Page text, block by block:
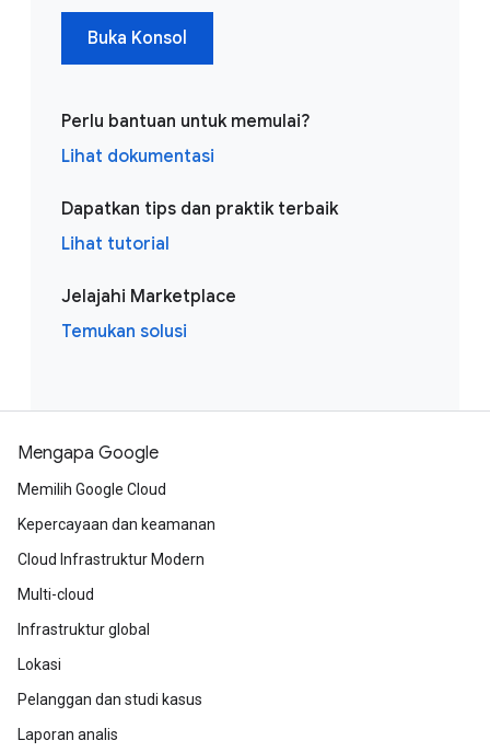
Buka Konsol
Perlu bantuan untuk memulai?
Lihat dokumentasi
Dapatkan tips dan praktik terbaik
Lihat tutorial
Jelajahi Marketplace
Temukan solusi
Mengapa Google
Memilih Google Cloud
Kepercayaan dan keamanan
Cloud Infrastruktur Modern
Multi-cloud
Infrastruktur global
Lokasi
Pelanggan dan studi kasus
Laporan analis